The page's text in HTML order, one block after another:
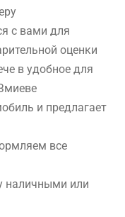
с вами для
оценки
в удобное для
и предлагает
все
наличными или